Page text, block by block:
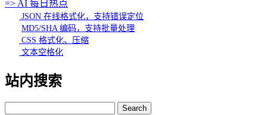
=> AI 每日热点
JSON 在线格式化，支持错误定位
MD5/SHA 编码，支持批量处理
CSS 格式化、压缩
文本空格化
站内搜索